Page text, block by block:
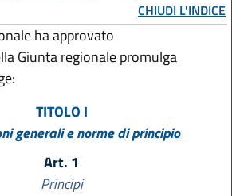
CHIUDI L'INDICE
ha approvato
Giunta regionale promulga
TITOLO I
generali e norme di principio
Art. 1
Principi